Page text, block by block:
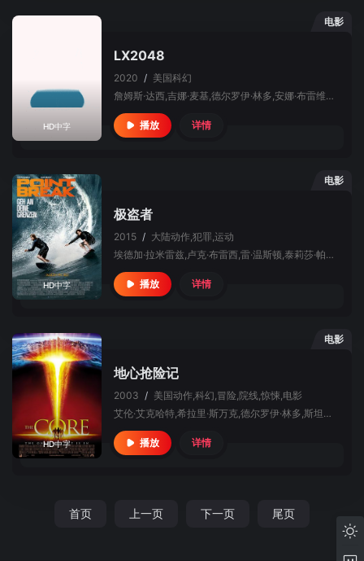
电影
HD中字
LX2048
2020 / 美国科幻
詹姆斯·达西,吉娜·麦基,德尔罗伊·林多,安娜·布雷维斯特,朱丽叶特·奥布瑞,杰.海登,林克·汉德,Gabrielle Cassi,Ronin Zaki Moshe,Logan Findlay,Majus Motiejus Prokopas
播放 详情
电影
HD中字
极盗者
2015 / 大陆动作,犯罪,运动
埃德加·拉米雷兹,卢克·布雷西,雷·温斯顿,泰莉莎·帕尔墨,马蒂亚斯·瓦雷拉,克雷蒙斯·施伊克,托拜厄斯·桑特尔曼,麦克斯·泰瑞奥,德尔罗伊·林多,尼科莱·金斯基,格娜萨斯·巴伯,史蒂夫·图森特,詹姆斯·勒格罗,帕特里克·德威恩,塞马斯·F·萨金特,纽曼·阿卡,莱尔德·约翰·哈密尔顿,克里斯森科赫,杰夫·伯勒尔,Francesco Martino,杰拉德·摩纳科,Bob Burnquist,萨尔·马塞克拉,布莱特·罗森博格,史蒂夫·青木,Eric Koston,Chris Sharma,杰米斯·巴特勒,M
播放 详情
电影
HD中字
地心抢险记
2003 / 美国动作,科幻,冒险,院线,惊悚,电影
艾伦·艾克哈特,希拉里·斯万克,德尔罗伊·林多,斯坦利·图齐,DJ·考尔斯,理查德·詹金斯,切基·卡尤,布鲁斯·格林伍德,阿尔法·伍达德,克里斯托弗·谢尔,雷·加莱蒂,雷克哈·莎尔玛,Tom Scholte,艾琳·佩德,格伦·莫肖尔,安东尼·哈里森,妮可·勒鲁,弗雷德·埃瓦努伊克,赫罗斯加·马修斯,Shawn Green,詹妮弗·斯宾塞,马特·温斯顿,Laurie Murdoch,Lenie Scoffié,Robert Manitopyes,Alejandro Abellan,Benjamin Bart
播放 详情
首页 上一页 下一页 尾页